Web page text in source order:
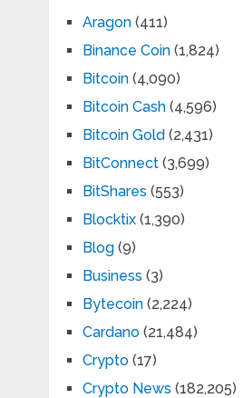
Aragon(411)
Binance Coin(1,824)
Bitcoin(4,090)
Bitcoin Cash(4,596)
Bitcoin Gold(2,431)
BitConnect(3,699)
BitShares (553)
Blocktix(1,390)
Blog(9)
Business (3)
Bytecoin(2,224)
Cardano(21,484)
Crypto(17)
Crypto News (182,205)